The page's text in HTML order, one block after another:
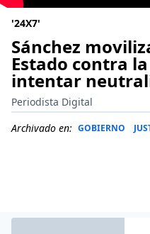
'24X7'
Sánchez
Estado contra
intentar
Periodista Digital
Archivado en: GOBIERNO